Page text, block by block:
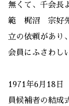
無くて、千会長
範 梶沼 宗好先
立の依頼があり
会員にふさわし
1971年6月18
員候補者の結成